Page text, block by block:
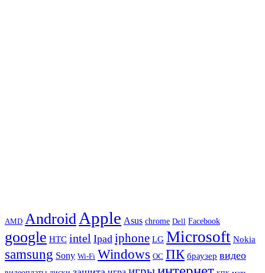
AMD Android Apple Asus chrome Dell Facebook
google HTC intel Ipad iphone LG Microsoft Nokia
samsung Sony Wi-Fi Windows ОС ПК браузер видео